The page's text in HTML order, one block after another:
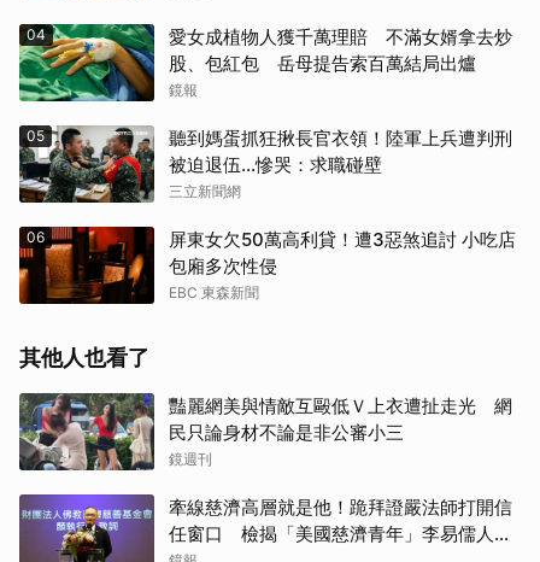
04
愛女成植物人獲千萬理賠 不滿女婿拿去炒
股、包紅包 岳母提告索百萬結局出爐
鏡報
05
聽到媽蛋抓狂揪長官衣領！陸軍上兵遭判刑
被迫退伍…慘哭：求職碰壁
三立新聞網
06
屏東女欠50萬高利貸！遭3惡煞追討 小吃店
包廂多次性侵
EBC 東森新聞
其他人也看了
豔麗網美與情敵互毆低Ｖ上衣遭扯走光 網
民只論身材不論是非公審小三
鏡週刊
牽線慈濟高層就是他！跪拜證嚴法師打開信
任窗口 檢揭「美國慈濟青年」李易儒人脈